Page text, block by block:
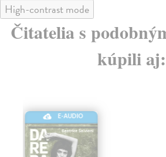
High-contrast mode
Čitatelia s
kúpili aj: